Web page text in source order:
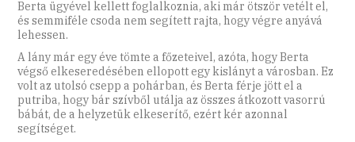
Berta ügyével kellett foglalkoznia, aki már ötször vetélt el,
és semmiféle csoda nem segített rajta, hogy végre anyává
lehessen.
A lány már egy éve tömte a főzeteivel, azóta, hogy Berta
végső elkeseredésében ellopott egy kislányt a városban. Ez
volt az utolsó csepp a pohárban, és Berta férje jött el a
putriba, hogy bár szívből utálja az összes átkozott vasorrú
bábát, de a helyzetük elkeserítő, ezért kér azonnal
segítséget.